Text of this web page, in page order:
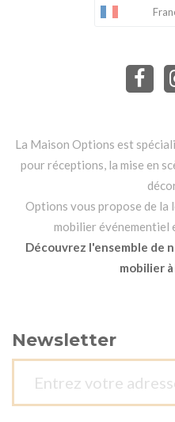
La Maison Options est
pour réceptions, la mise en
Options vous propose de la
mobilier
Découvrez l'ensemble de
mobilier
Newsletter